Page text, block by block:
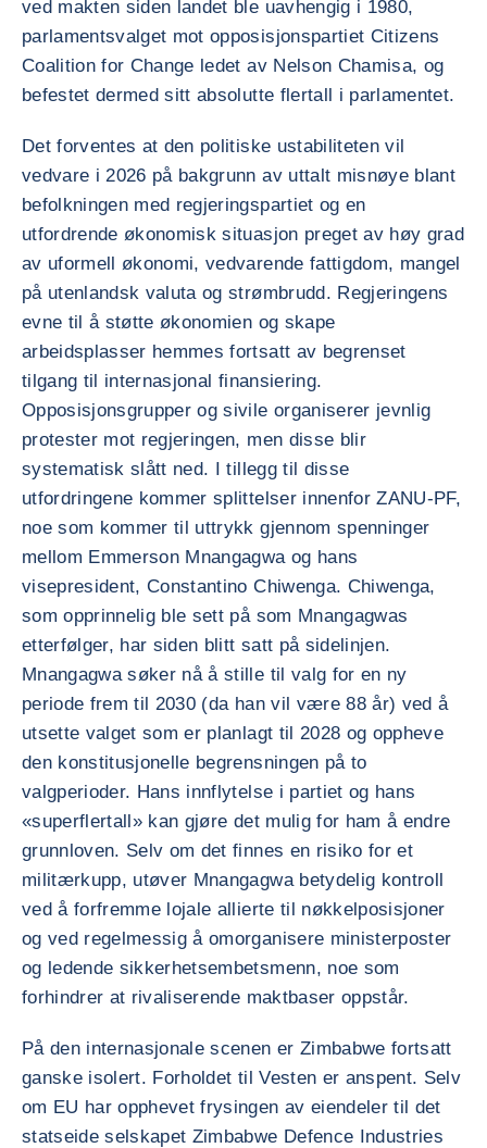
ved makten siden landet ble uavhengig i 1980,
parlamentsvalget mot opposisjonspartiet Citizens
Coalition for Change ledet av Nelson Chamisa, og
befestet dermed sitt absolutte flertall i parlamentet.
Det forventes at den politiske ustabiliteten vil
vedvare i 2026 på bakgrunn av uttalt misnøye blant
befolkningen med regjeringspartiet og en
utfordrende økonomisk situasjon preget av høy grad
av uformell økonomi, vedvarende fattigdom, mangel
på utenlandsk valuta og strømbrudd. Regjeringens
evne til å støtte økonomien og skape
arbeidsplasser hemmes fortsatt av begrenset
tilgang til internasjonal finansiering.
Opposisjonsgrupper og sivile organiserer jevnlig
protester mot regjeringen, men disse blir
systematisk slått ned. I tillegg til disse
utfordringene kommer splittelser innenfor ZANU-PF,
noe som kommer til uttrykk gjennom spenninger
mellom Emmerson Mnangagwa og hans
visepresident, Constantino Chiwenga. Chiwenga,
som opprinnelig ble sett på som Mnangagwas
etterfølger, har siden blitt satt på sidelinjen.
Mnangagwa søker nå å stille til valg for en ny
periode frem til 2030 (da han vil være 88 år) ved å
utsette valget som er planlagt til 2028 og oppheve
den konstitusjonelle begrensningen på to
valgperioder. Hans innflytelse i partiet og hans
«superflertall» kan gjøre det mulig for ham å endre
grunnloven. Selv om det finnes en risiko for et
militærkupp, utøver Mnangagwa betydelig kontroll
ved å forfremme lojale allierte til nøkkelposisjoner
og ved regelmessig å omorganisere ministerposter
og ledende sikkerhetsembetsmenn, noe som
forhindrer at rivaliserende maktbaser oppstår.
På den internasjonale scenen er Zimbabwe fortsatt
ganske isolert. Forholdet til Vesten er anspent. Selv
om EU har opphevet frysingen av eiendeler til det
statseide selskapet Zimbabwe Defence Industries